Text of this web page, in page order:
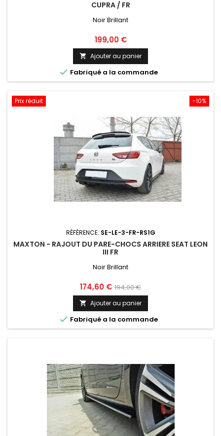
CUPRA / FR
Noir Brillant
Prix
199,00 €
 Ajouter au panier
 Fabriqué a la commande
-10%
Prix réduit
RÉFÉRENCE: SE-LE-3-FR-RS1G
MAXTON - RAJOUT DU PARE-CHOCS ARRIERE SEAT LEON
III FR
Noir Brillant
Prix
174,60 € Prix
base
194,00 €
 Ajouter au panier
 Fabriqué a la commande